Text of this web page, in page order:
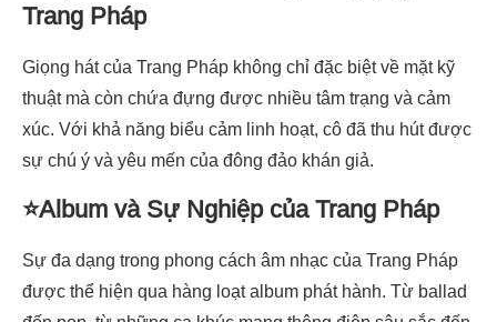
Trang Pháp
Giọng hát của Trang Pháp không chỉ đặc biệt về mặt kỹ
thuật mà còn chứa đựng được nhiều tâm trạng và cảm
xúc. Với khả năng biểu cảm linh hoạt, cô đã thu hút được
sự chú ý và yêu mến của đông đảo khán giả.
⭐Album và Sự Nghiệp của Trang Pháp
Sự đa dạng trong phong cách âm nhạc của Trang Pháp
được thể hiện qua hàng loạt album phát hành. Từ ballad